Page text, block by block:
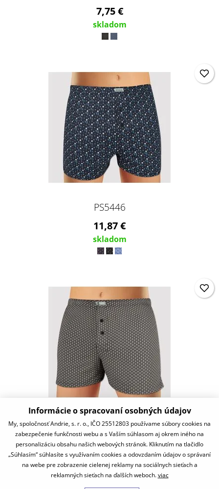
7,75 €
skladom
PS5446
11,87 €
skladom
PS5964
11,87 €
skladom
Informácie o spracovaní osobných údajov
My, spoločnosť Andrie, s. r. o., IČO 25512803 používame súbory cookies na
zabezpečenie funkčnosti webu a s Vaším súhlasom aj okrem iného na
personalizáciu obsahu našich webových stránok. Kliknutím na tlačidlo
„Súhlasím“ súhlasíte s využívaním cookies a odovzdaním údajov o správaní
na webe pre zobrazenie cielenej reklamy na sociálnych sieťach a
reklamných sieťach na ďalších weboch.viac